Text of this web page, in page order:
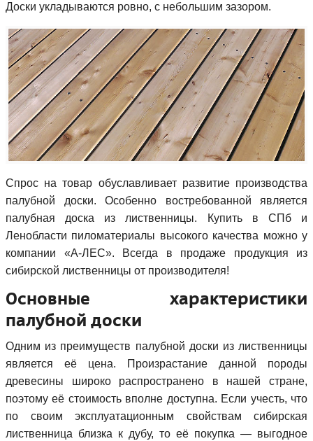
Доски укладываются ровно, с небольшим зазором.
Спрос на товар обуславливает развитие производства
палубной доски. Особенно востребованной является
палубная доска из лиственницы. Купить в СПб и
Ленобласти пиломатериалы высокого качества можно у
компании «А-ЛЕС». Всегда в продаже продукция из
сибирской лиственницы от производителя!
Основные характеристики
палубной доски
Одним из преимуществ палубной доски из лиственницы
является её цена. Произрастание данной породы
древесины широко распространено в нашей стране,
поэтому её стоимость вполне доступна. Если учесть, что
по своим эксплуатационным свойствам сибирская
лиственница близка к дубу, то её покупка — выгодное